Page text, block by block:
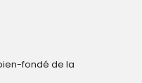
fondé de la